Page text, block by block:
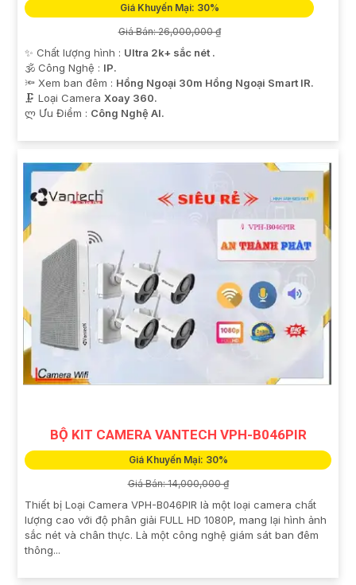
Giá Khuyến Mại: 30%
Giá Bán: 26,000,000 ₫
✨ Chất lượng hình : Ultra 2k+ sắc nét .
🕉️ Công Nghệ : IP.
🔦 Xem ban đêm : Hồng Ngoại 30m Hồng Ngoại Smart IR.
🗜️ Loại Camera Xoay 360.
️ლ Ưu Điểm : Công Nghệ AI.
BỘ KIT CAMERA VANTECH VPH-B046PIR
Giá Khuyến Mại: 30%
Giá Bán: 14,000,000 ₫
Thiết bị Loại Camera VPH-B046PIR là một loại camera chất
lượng cao với độ phân giải FULL HD 1080P, mang lại hình ảnh
sắc nét và chân thực. Là một công nghệ giám sát ban đêm
thông...